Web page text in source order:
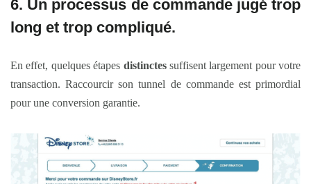
6. Un processus de commandejugé trop
long et trop compliqué.
En effet, quelques étapes distinctessuffisent largement pour votre
transaction. Raccourcir son tunnel de commande est primordial
pour une conversion garantie.